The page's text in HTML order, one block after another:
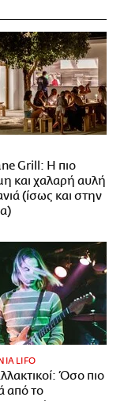
Grill: Η πιο
και χαλαρή αυλή
(ίσως και στην
LIFO
Όσο πιο
από το